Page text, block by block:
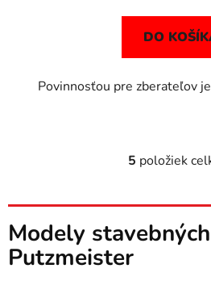
DO
Povinnosťou pre zberateľov
O
l
á
d
5 položiek
Modely
Putzmeister